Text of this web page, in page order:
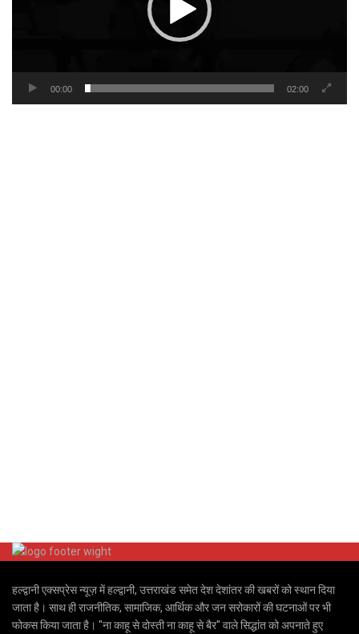
00:00 02:00
हल्द्वानी एक्सप्रेस न्यूज़ में हल्द्वानी, उत्तराखंड समेत देश देशांतर की खबरों को स्थान दिया
जाता है। साथ ही राजनीतिक, सामाजिक, आर्थिक और जन सरोकारों की घटनाओं पर भी
फोकस किया जाता है। "ना काहू से दोस्ती ना काहू से बैर" वाले सिद्धांत को अपनाते हुए